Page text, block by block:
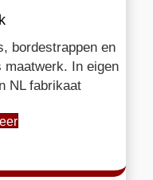
bordestrappen en
maatwerk. In eigen
NL fabrikaat